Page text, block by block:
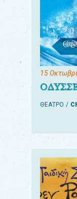
15
ΘΕΑΤΡΟ